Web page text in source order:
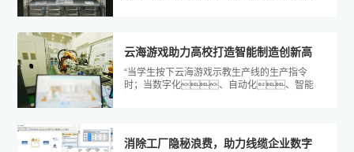
云海游戏助力高校打造智能制造创新高
地
“当学生按下云海游戏示教生产线的生产指令
时；当数字化、自动化、智能
消除工厂隐秘浪费，助力线缆企业数字